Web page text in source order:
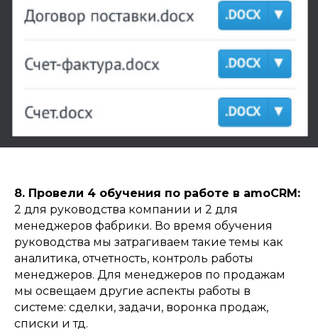
8. Провели 4 обучения по работе в amoCRM:
2 для руководства компании и 2 для
менеджеров фабрики. Во время обучения
руководства мы затрагиваем такие темы как
аналитика, отчетность, контроль работы
менеджеров. Для менеджеров по продажам
мы освещаем другие аспекты работы в
системе: сделки, задачи, воронка продаж,
списки и тд.